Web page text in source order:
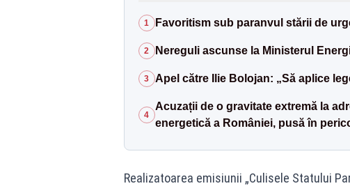
1 Favoritism sub paranvul stării de
2 Nereguli ascunse la Ministerul
3 Apel către Ilie Bolojan: „Să aplice
4
Acuzații de o gravitate extremă la
energetică a României, pusă în
Realizatoarea emisiunii „Culisele Statului